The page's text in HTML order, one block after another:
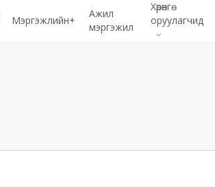
Мэргэжлийн+
Ажил
мэргэжил
Хөрөнгө
оруулагчид